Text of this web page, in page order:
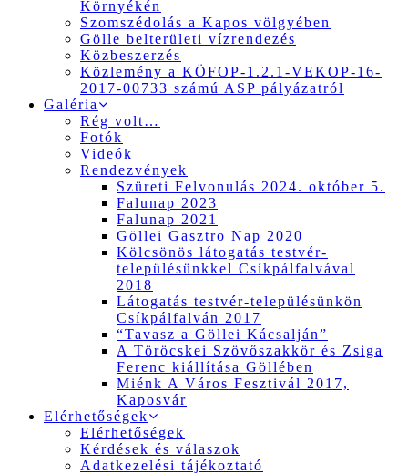
Környékén
Szomszédolás a Kapos völgyében
Gölle belterületi vízrendezés
Közbeszerzés
Közlemény a KÖFOP-1.2.1-VEKOP-16-
2017-00733 számú ASP pályázatról
Galéria
Rég volt…
Fotók
Videók
Rendezvények
Szüreti Felvonulás 2024. október 5.
Falunap 2023
Falunap 2021
Göllei Gasztro Nap 2020
Kölcsönös látogatás testvér-
településünkkel Csíkpálfalvával
2018
Látogatás testvér-településünkön
Csíkpálfalván 2017
“Tavasz a Göllei Kácsalján”
A Töröcskei Szövőszakkör és Zsiga
Ferenc kiállítása Göllében
Miénk A Város Fesztivál 2017,
Kaposvár
Elérhetőségek
Elérhetőségek
Kérdések és válaszok
Adatkezelési tájékoztató